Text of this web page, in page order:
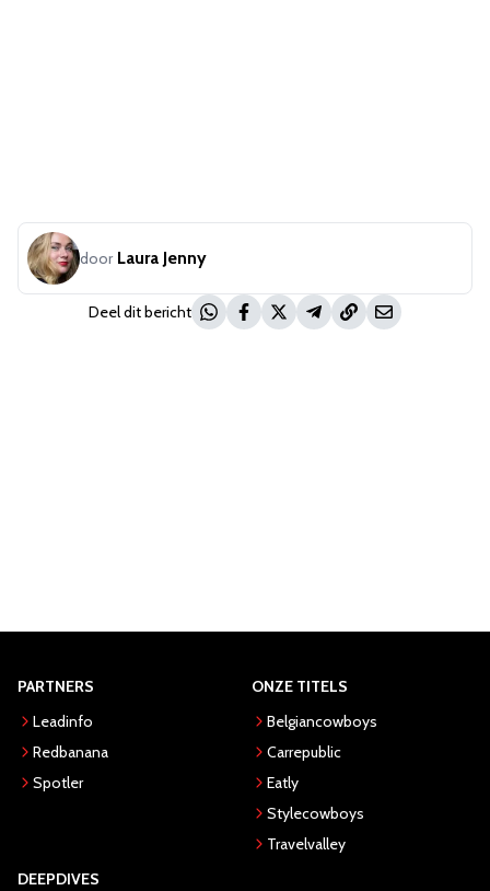
door Laura Jenny
Deel dit bericht
PARTNERS
Leadinfo
Redbanana
Spotler
ONZE TITELS
Belgiancowboys
Carrepublic
Eatly
Stylecowboys
Travelvalley
DEEPDIVES